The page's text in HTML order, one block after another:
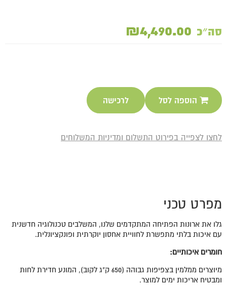
סה״כ ₪4,490.00
הוספה לסל לרכישה
לחצו לצפייה בפירוט התשלום ומדיניות המשלוחים
מפרט טכני
גלו את ארונות הפתיחה המתקדמים שלנו, המשלבים טכנולוגיה חדשנית
עם איכות בלתי מתפשרת לחוויית אחסון יוקרתית ופונקציונלית.
חומרים איכותיים:
מיוצרים ממלמין בצפיפות גבוהה (650 ק"ג לקוב), המונע חדירת לחות
ומבטיח אריכות ימים למוצר.